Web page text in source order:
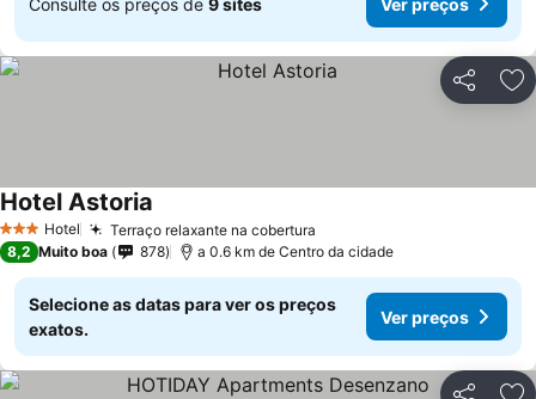
Partilhar
3 EstrelasHotel Terraço relaxante na cobertura
Hotel Astoria
8,2 Muito boa 878 a 0.6 km de Centro da cidade
Selecione as datas para ver os preços
exatos.
Ver preços